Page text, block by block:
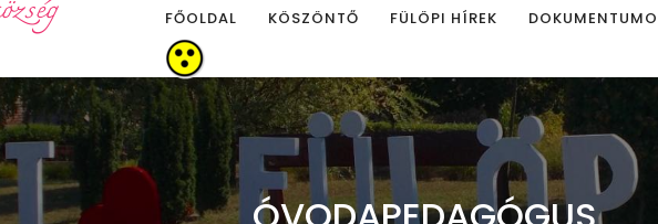
FŐOLDAL KÖSZÖNTŐ FÜLÖPI HÍREK